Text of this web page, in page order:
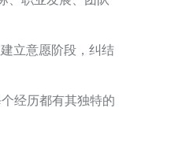
立意愿阶段，纠结
经历都有其独特的